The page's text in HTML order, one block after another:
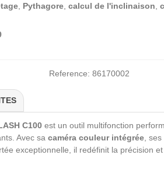
Pythagore calcul de l'inclinaison
Reference: 86170002
C100 est un outil multifonction
Avec sa caméra couleur intégrée ,
exceptionnelle, il redéfinit la précision et